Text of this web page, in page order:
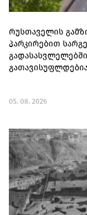
რუსთაველის
პარკირებით
05. 08. 2026